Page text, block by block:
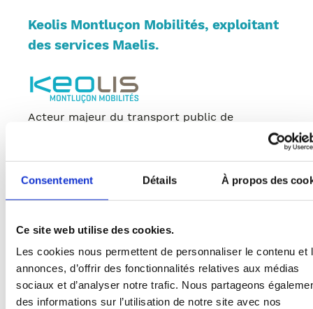
Consentement Détails À propos des
Ce site web utilise des cookies.
Les cookies nous permettent de personnaliser le contenu et
annonces, d’offrir des fonctionnalités relatives aux médias
sociaux et d’analyser notre trafic. Nous partageons
des informations sur l’utilisation de notre site avec nos
Keolis Montluçon Mobilités, exploitant
des services Maelis.
Acteur majeur du transport public de
voyageurs en Europe et dans le Monde, Keolis
déplacement des voyageurs et aux attentes
des collectivités.
Transportant plus de 3 milliards de passagers
le leader mondial du transport public de
voyageurs et propose ses services dans plus
de 15 pays à travers le globe. Près de 300